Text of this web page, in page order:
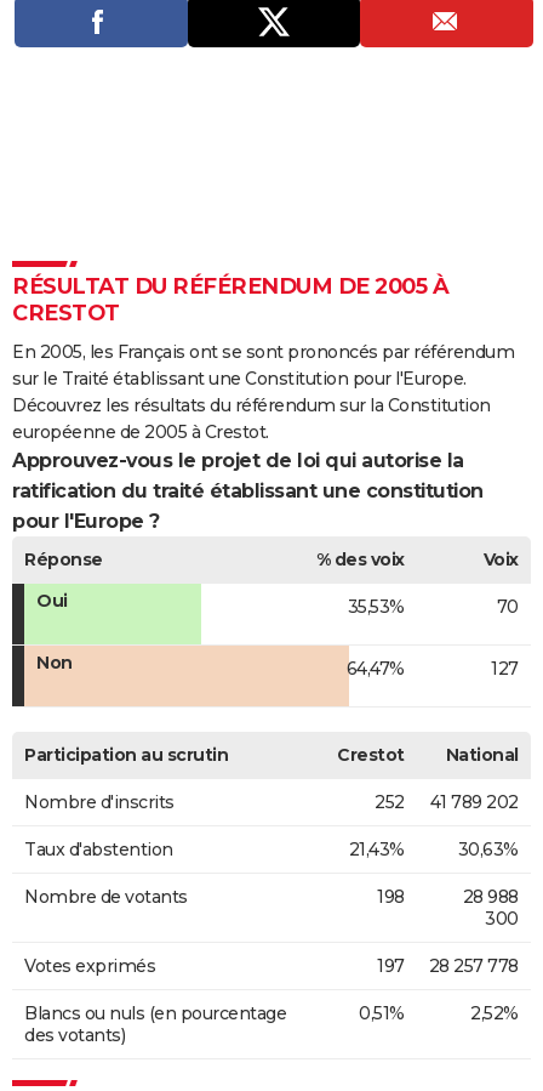
Destinations
Voyage nature
Voyage de noces
Dictionnaire
Biographies
Citations
Expressions
Proverbes
PROGRAMME TV
COPAINS D'AVANT
S'inscrire
Se connecter
Lycées
Collèges
Primaires
Universités
Entreprises
Service militaire
Avis de recherche
AVIS DE DÉCÈS
FORUM
Bricolage
Lifestyle
Culture
Sport
Auto
Television
Voyage
Cinema
RÉSULTAT DU RÉFÉRENDUM DE 2005 À
CRESTOT
En 2005, les Français ont se sont prononcés par référendum
sur le Traité établissant une Constitution pour l'Europe.
Découvrez les résultats du référendum sur la Constitution
européenne de 2005 à Crestot.
Approuvez-vous le projet de loi qui autorise la
ratification du traité établissant une constitution
pour l'Europe ?
Réponse % des voix
Voix
Oui
35,53% 70
Non 64,47% 127
Participation au scrutin Crestot National
Nombre d'inscrits 252 41 789 202
Taux d'abstention 21,43% 30,63%
Nombre de votants 198
28 988
300
Votes exprimés 197 28 257 778
Blancs ou nuls (en pourcentage
des votants)
0,51% 2,52%